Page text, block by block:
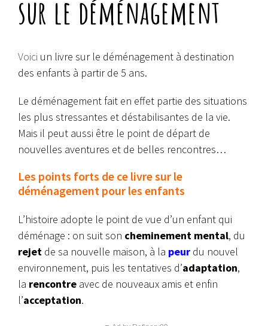
sur le déménagement
Voici un livre sur le déménagement à destination
des enfants à partir de 5 ans.
Le déménagement fait en effet partie des situations
les plus stressantes et déstabilisantes de la vie.
Mais il peut aussi être le point de départ de
nouvelles aventures et de belles rencontres…
Les points forts de ce livre sur le
déménagement pour les enfants
L’histoire adopte le point de vue d’un enfant qui
déménage : on suit son cheminement mental, du
rejet de sa nouvelle maison, à la peur du nouvel
environnement, puis les tentatives d’adaptation,
la rencontre avec de nouveaux amis et enfin
l’acceptation.